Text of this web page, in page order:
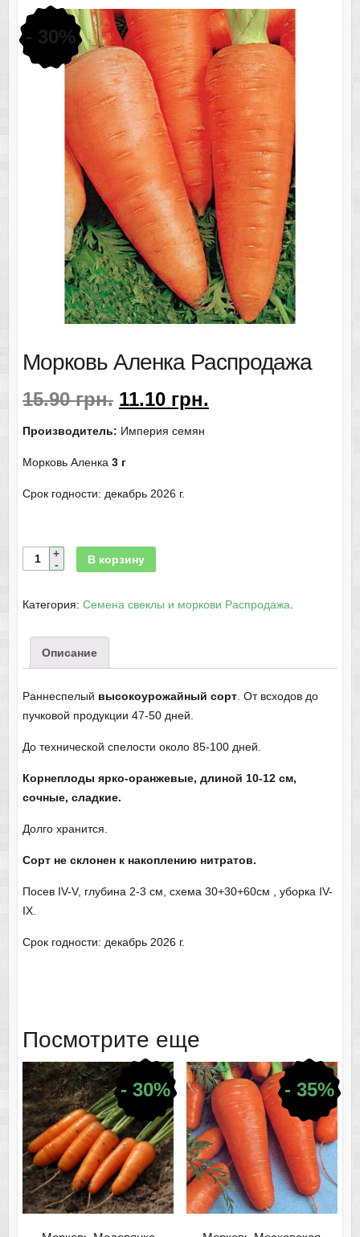
- 30%
Морковь Аленка Распродажа
15.90грн. 11.10 грн.
Производитель: Империя семян
Морковь Аленка3 г
Срок годности: декабрь 2026 г.
В корзину
Категория: Семена свеклы и моркови Распродажа
Описание
Раннеспелый высокоурожайный сорт. От всходов до
пучковой продукции 47-50 дней.
До технической спелости около 85-100 дней.
Корнеплоды ярко-оранжевые, длиной 10-12 см,
сочные, сладкие.
Долго хранится.
Сорт не склонен к накоплению нитратов.
Посев IV-V, глубина 2-3 см, схема 30+30+60см , уборка IV-
IX.
Срок годности: декабрь 2026 г.
Посмотрите еще
- 30% - 35%